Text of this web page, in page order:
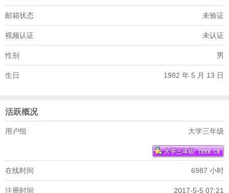
邮箱状态 未验证
视频认证 未认证
性别 男
生日 1982 年 5 月 13 日
活跃概况
用户组 大学三年级
在线时间 6987 小时
注册时间 2017-5-5 07:21